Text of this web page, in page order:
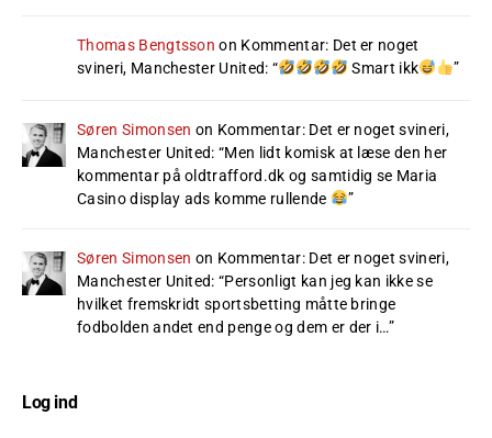
Thomas Bengtsson on Kommentar: Det er noget
svineri, Manchester United: “ Smart ikk ”
Søren Simonsen on Kommentar: Det er noget svineri,
Manchester United: “Men lidt komisk at læse den her
kommentar på oldtrafford.dk og samtidig se Maria
Casino display ads komme rullende
”
Søren Simonsen on Kommentar: Det er noget svineri,
Manchester United: “Personligt kan jeg kan ikke se
hvilket fremskridt sportsbetting måtte bringe
fodbolden andet end penge og dem er der i…”
Log ind